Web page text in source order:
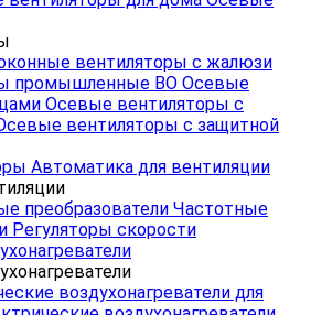
вентиляторы с жалюзи
промышленные ВО Осевые
Осевые вентиляторы с
вентиляторы с защитной
Автоматика для вентиляции
преобразователи Частотные
Регуляторы скорости
воздухонагреватели для